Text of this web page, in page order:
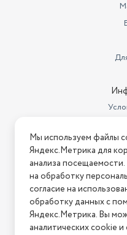
Нашли ошибку
2026 © Интернет-
Политика
Мы используем файлы
Яндекс.Метрика для
анализа
на обработку
согласие на
обработку данных с
Яндекс.Метрика. Вы
аналитических cookie